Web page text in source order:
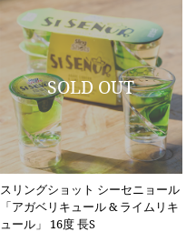
スリングショット シーセニョール
「アガベリキュール & ライムリキ
ュール」 16度 長S